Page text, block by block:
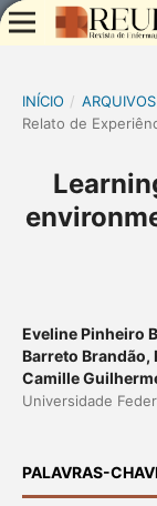
INÍCIO / ARQUIVOS
Relato de
Eveline Pinheiro
Barreto Brandão,
Camille
Universidade
PALAVRAS-